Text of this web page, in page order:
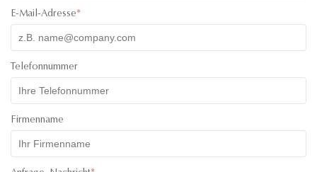
E-Mail-Adresse*
Telefonnummer
Firmenname